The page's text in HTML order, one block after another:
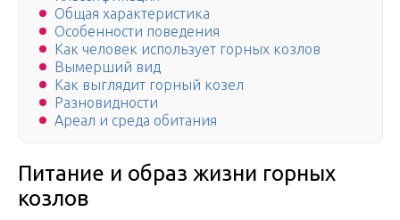
Общая характеристика
Особенности поведения
Как человек использует горных козлов
Вымерший вид
Как выглядит горный козел
Разновидности
Ареал и среда обитания
Питание и образ жизни горных
козлов